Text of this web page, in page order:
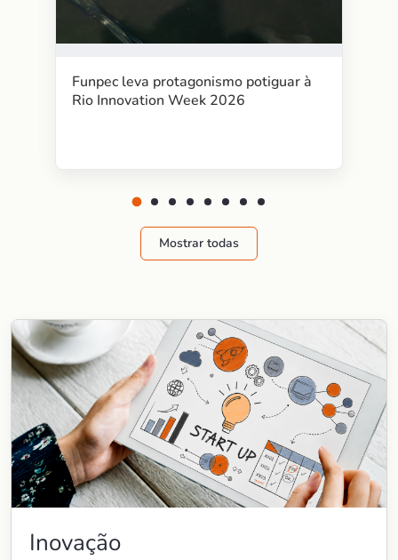
Funpec leva protagonismo potiguar à
Rio Innovation Week 2026
Mostrar todas
Inovação